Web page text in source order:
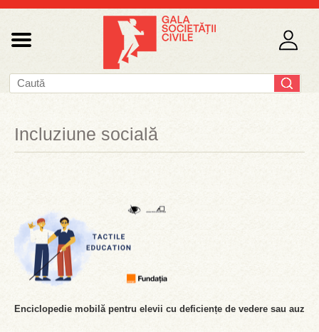
Incluziune socială
Enciclopedie mobilă pentru elevii cu deficiențe de vedere sau auz